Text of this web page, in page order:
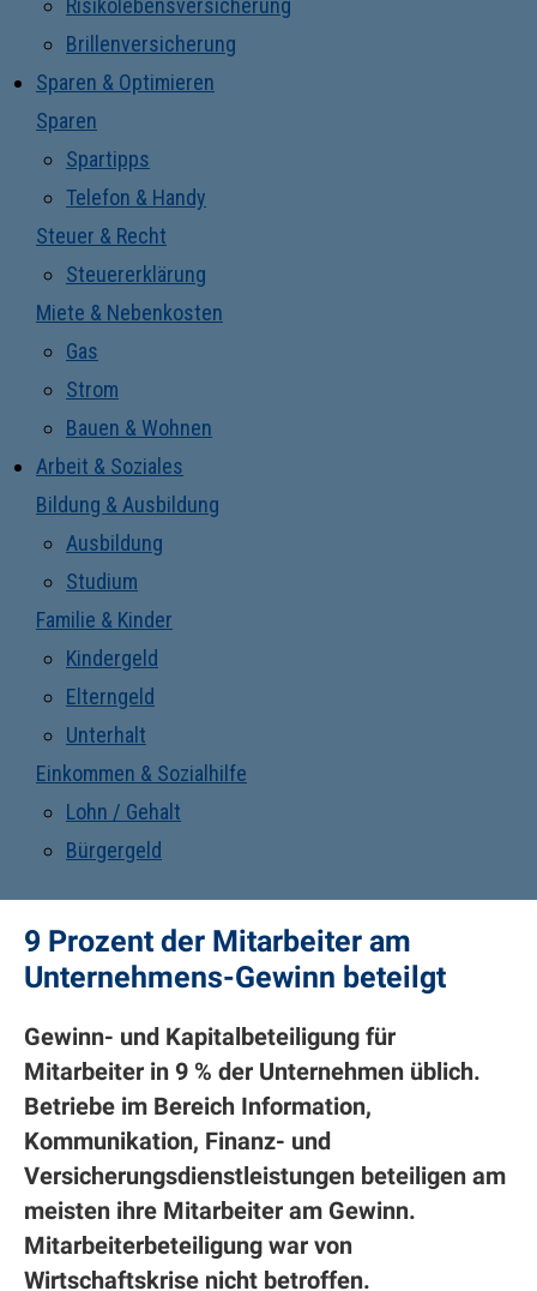
Risikolebensversicherung
Brillenversicherung
Sparen & Optimieren
Sparen
Spartipps
Telefon & Handy
Steuer & Recht
Steuererklärung
Miete & Nebenkosten
Gas
Strom
Bauen & Wohnen
Arbeit & Soziales
Bildung & Ausbildung
Ausbildung
Studium
Familie & Kinder
Kindergeld
Elterngeld
Unterhalt
Einkommen & Sozialhilfe
Lohn / Gehalt
Bürgergeld
9 Prozent der Mitarbeiter am
Unternehmens-Gewinn beteilgt
Gewinn- und Kapitalbeteiligung für
Mitarbeiter in 9 % der Unternehmen üblich.
Betriebe im Bereich Information,
Kommunikation, Finanz- und
Versicherungsdienstleistungen beteiligen am
meisten ihre Mitarbeiter am Gewinn.
Mitarbeiterbeteiligung war von
Wirtschaftskrise nicht betroffen.